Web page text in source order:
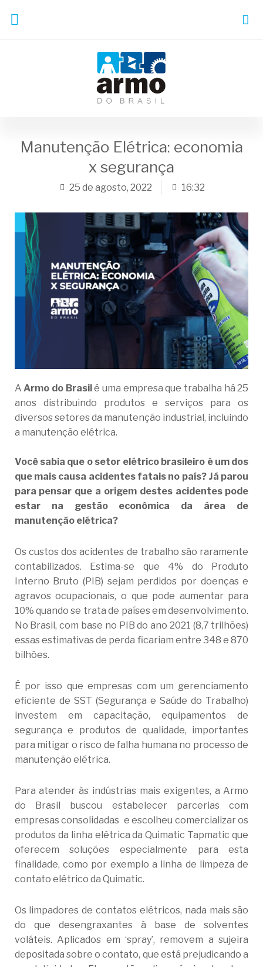
Manutenção Elétrica: economia
x segurança
25 de agosto, 2022 16:32
AArmo do Brasilé uma empresa que trabalha há 25
anos distribuindo produtos e serviços para os
diversos setores da manutenção industrial, incluindo
a manutenção elétrica.
Você sabia que o setor elétrico brasileiro é um dos
que mais causa acidentes fatais no país? Já parou
para pensar que a origem destes acidentes pode
estar na gestão econômica da área de
manutenção elétrica?
Os custos dos acidentes de trabalho são raramente
contabilizados. Estima-se que 4% do Produto
Interno Bruto (PIB) sejam perdidos por doenças e
agravos ocupacionais, o que pode aumentar para
10% quando se trata de países em desenvolvimento.
No Brasil, com base no PIB do ano 2021 (8,7 trilhões)
essas estimativas de perda ficariam entre 348 e 870
bilhões.
É por isso que empresas com um gerenciamento
eficiente de SST (Segurança e Saúde do Trabalho)
investem em capacitação, equipamentos de
segurança e produtos de qualidade, importantes
para mitigar o risco de falha humana no processo de
manutenção elétrica.
Para atender às indústrias mais exigentes, a Armo
do Brasil buscou estabelecer parcerias com
empresas consolidadas e escolheu comercializar os
produtos da linha elétrica da Quimatic Tapmatic que
oferecem soluções especialmente para esta
finalidade, como por exemplo a linha de limpeza de
contato elétrico da Quimatic.
Os limpadores de contatos elétricos, nada mais são
do que desengraxantes à base de solventes
voláteis. Aplicados em ‘spray’, removem a sujeira
depositada sobre o contato, que está prejudicando a